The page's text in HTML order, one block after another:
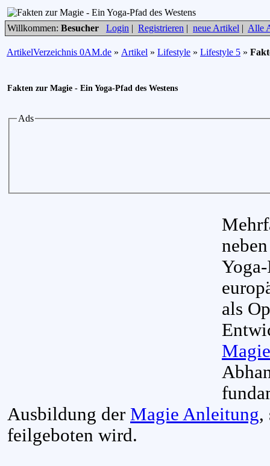
Willkommen: Besucher Login | Registrieren | neue Artikel | Alle
ArtikelVerzeichnis 0AM.de » Artikel » Lifestyle » Lifestyle 5 »
Fakten zur Magie - Ein Yoga-Pfad des Westens
Ads
als
Ausbildung der Magie Anleitung,
feilgeboten wird.